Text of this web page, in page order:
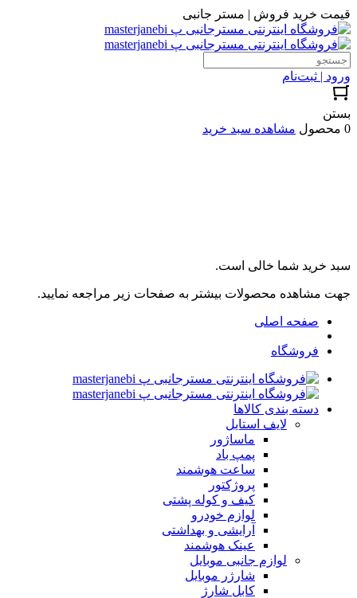
قیمت خرید فروش | مستر جانبی
ورود | ثبت‌نام
بستن
0 محصول
مشاهده سبد خرید
سبد خرید شما خالی است.
جهت مشاهده محصولات بیشتر به صفحات زیر مراجعه نمایید.
صفحه اصلی
فروشگاه
دسته بندی کالاها
لایف استایل
ماساژور
پمپ باد
ساعت هوشمند
پروژکتور
کیف و کوله پشتی
لوازم خودرو
آرایشی و بهداشتی
عینک هوشمند
لوازم جانبی موبایل
شارژر موبایل
کابل شارژ